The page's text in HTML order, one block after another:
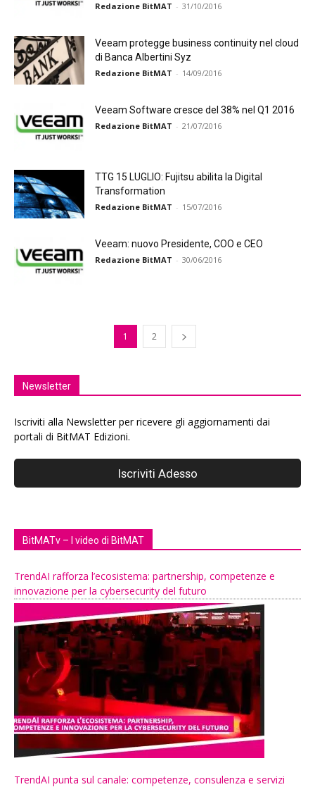
Redazione BitMAT - 31/10/2016
Veeam protegge business continuity nel cloud
di Banca Albertini Syz
Redazione BitMAT - 14/09/2016
Veeam Software cresce del 38% nel Q1 2016
Redazione BitMAT - 21/07/2016
TTG 15 LUGLIO: Fujitsu abilita la Digital
Transformation
Redazione BitMAT - 15/07/2016
Veeam: nuovo Presidente, COO e CEO
Redazione BitMAT - 30/06/2016
1 2
Newsletter
Iscriviti alla Newsletter per ricevere gli aggiornamenti dai
portali di BitMAT Edizioni.
BitMATv – I video di BitMAT
TrendAI rafforza l’ecosistema: partnership, competenze e
innovazione per la cybersecurity del futuro
TrendAI punta sul canale: competenze, consulenza e servizi